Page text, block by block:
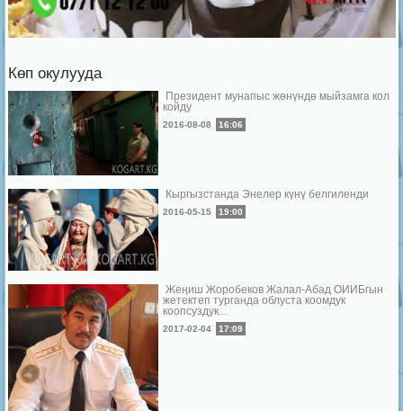
Көп окулууда
Президент мунапыс жөнүндө мыйзамга кол
койду
2016-08-08 16:06
Кыргызстанда Энелер күнү белгиленди
2016-05-15 19:00
Жеңиш Жоробеков Жалал-Абад ОИИБгын
жетектеп турганда облуста коомдук
коопсуздук...
2017-02-04 17:09